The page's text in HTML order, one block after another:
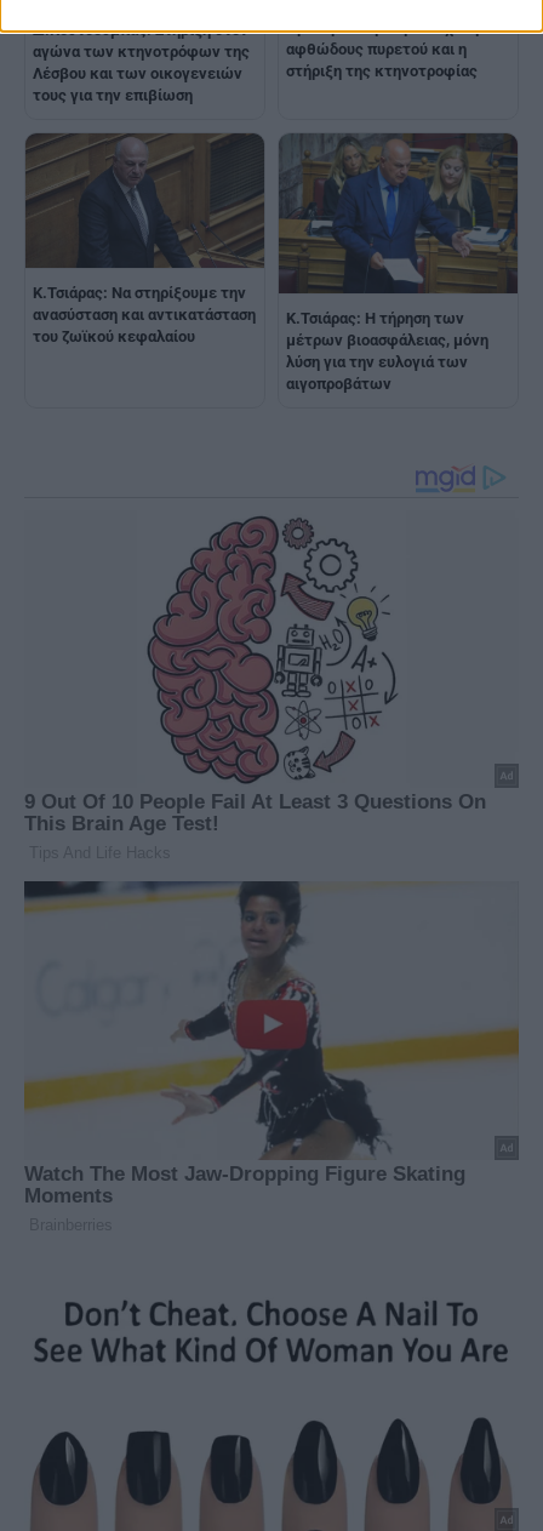
Δ.Κουτσούμπας: Στήριξη στον
αγώνα των κτηνοτρόφων της
Λέσβου και των οικογενειών
τους για την επιβίωση
Προτεραιότητα η ανάσχεση του
αφθώδους πυρετού και η
στήριξη της κτηνοτροφίας
Κ.Τσιάρας: Να στηρίξουμε την
ανασύσταση και αντικατάσταση
του ζωϊκού κεφαλαίου
Κ.Τσιάρας: Η τήρηση των
μέτρων βιοασφάλειας, μόνη
λύση για την ευλογιά των
αιγοπροβάτων